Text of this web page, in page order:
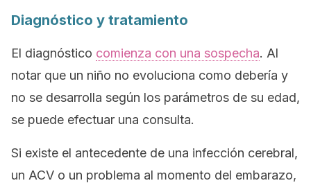
Diagnóstico y tratamiento
El diagnóstico comienza con una sospecha. Al
notar que un niño no evoluciona como debería y
no se desarrolla según los parámetros de su edad,
se puede efectuar una consulta.
Si existe el antecedente de una infección cerebral,
un ACV o un problema al momento del embarazo,